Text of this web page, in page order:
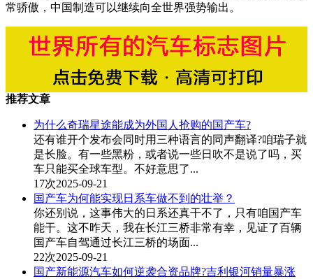
常骄傲，中国制造可以继续向全世界强势输出。
推荐文章
为什么奇瑞星途能成为外国人抢购的国产车?
还有谁开个发布会同时用三种语言的同声翻译?咱瑞子就
是长脸。有一些黑粉，或者说一些日吹不是说了吗，买
车只能买全球车型。不好意思了...
17次2025-09-21
国产车为何能实现日系车做不到的壮举？
你还别说，这事伟大的日系还真干不了，只有咱国产车
能干。这不昨天，我在长江三桥非常有幸，见证了百辆
国产车自驾通过长江三桥的场面...
22次2025-09-21
国产新能源汽车如何逆袭合资品牌?吉利银河销量暴涨